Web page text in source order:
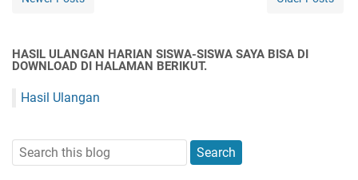
HASIL ULANGAN HARIAN SISWA-SISWA SAYA BISA DI
DOWNLOAD DI HALAMAN BERIKUT.
Hasil Ulangan